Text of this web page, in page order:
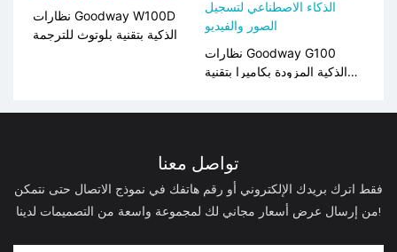
نظارات Goodway W100D
الذكية بتقنية بلوتوث للترجمة
نظارات Goodway G100
الذكية المزودة بكاميرا بتقنية
تواصل معنا
فقط اترك بريدك الإلكتروني أو رقم هاتفك في نموذج الاتصال حتى نتمكن
من إرسال عرض أسعار مجاني لك لمجموعة واسعة من التصميمات لدينا!